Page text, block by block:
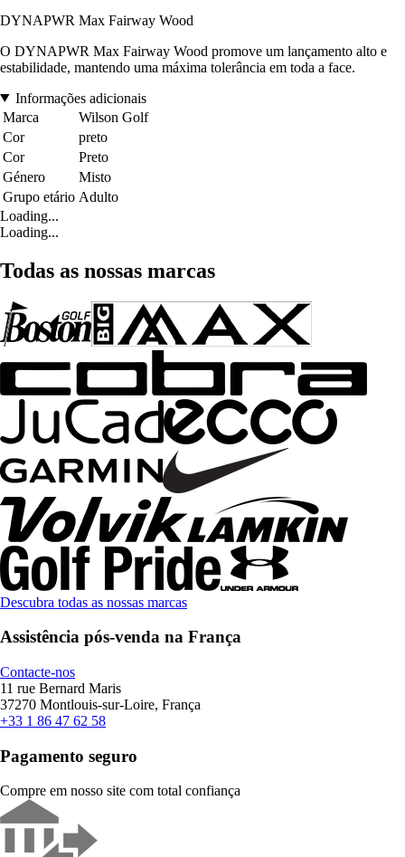
DYNAPWR Max Fairway Wood
O DYNAPWR Max Fairway Wood promove um lançamento alto e
estabilidade, mantendo uma máxima tolerância em toda a face.
Informações adicionais
Marca
Wilson Golf
Cor
preto
Cor
Preto
Género
Misto
Grupo etário Adulto
Loading...
Loading...
Todas as nossas marcas
Descubra todas as nossas marcas
Assistência pós-venda na França
Contacte-nos
11 rue Bernard Maris
37270 Montlouis-sur-Loire, França
+33 1 86 47 62 58
Pagamento seguro
Compre em nosso site com total confiança